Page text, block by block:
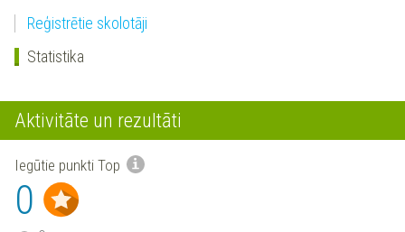
Reģistrētie skolotāji
Statistika
Aktivitāte un rezultāti
Iegūtie punkti Top
0